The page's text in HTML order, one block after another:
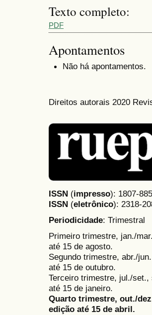
Texto completo:
PDF
Apontamentos
Não há apontamentos.
Direitos autorais 2020
ISSN (impresso): 1807-
ISSN (eletrônico): 2318-
Periodicidade: Trimestral
Primeiro trimestre, jan./
até 15 de agosto.
Segundo trimestre, abr./
até 15 de outubro.
Terceiro trimestre, jul./
até 15 de janeiro.
Quarto trimestre, out./
edição até 15 de abril.